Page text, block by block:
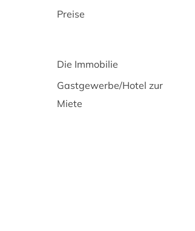
Preise
Die Immobilie
Gastgewerbe/Hotel zur
Miete